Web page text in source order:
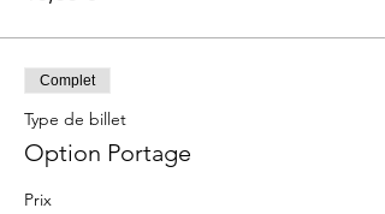
Complet
Type de billet
Option Portage
Prix